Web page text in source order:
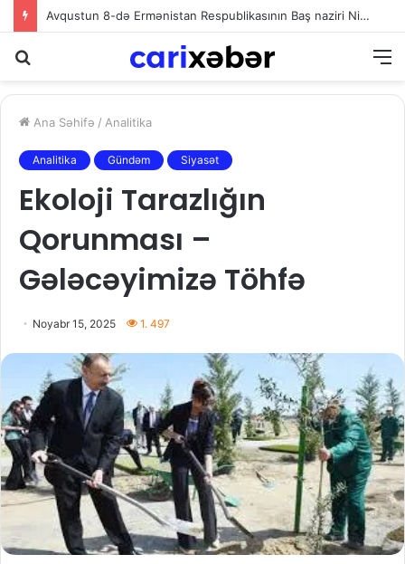
Avqustun 8-də Ermənistan Respublikasının Baş naziri Nikol Paşinyan Azərbaycan Respublikasının Prezidenti İlham Əliyevə zəng edib
Ana Səhifə / Analitika
Analitika Gündəm Siyasət
Ekoloji Tarazlığın
Qorunması –
Gələcəyimizə Töhfə
Noyabr 15, 2025 1. 497